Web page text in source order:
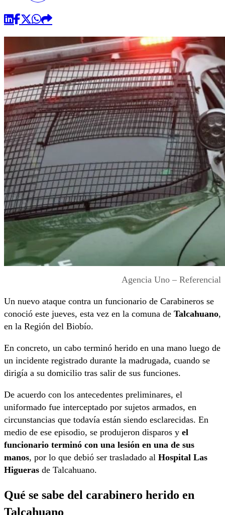
Agencia Uno – Referencial
Un nuevo ataque contra un funcionario de Carabineros se
conoció este jueves, esta vez en la comuna de Talcahuano,
en la Región del Biobío.
En concreto, un cabo terminó herido en una mano luego de
un incidente registrado durante la madrugada, cuando se
dirigía a su domicilio tras salir de sus funciones.
De acuerdo con los antecedentes preliminares, el
uniformado fue interceptado por sujetos armados, en
circunstancias que todavía están siendo esclarecidas. En
medio de ese episodio, se produjeron disparos y el
funcionario terminó con una lesión en una de sus
manos, por lo que debió ser trasladado al Hospital Las
Higueras de Talcahuano.
Qué se sabe del carabinero herido en
Talcahuano